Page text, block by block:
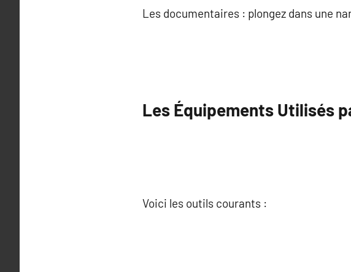
Les documentaires : plongez dans une
Les Équipements Utilisés
Voici les outils courants :